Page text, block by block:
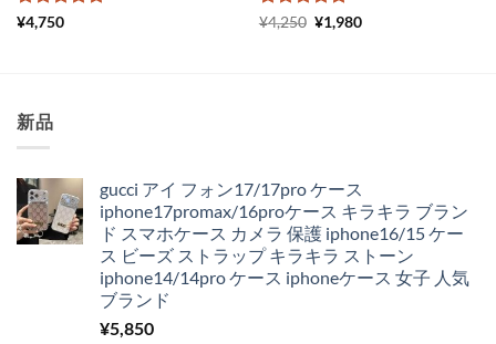
5段階中
¥4,750 5段階中5の
¥4,250 元
¥1,980現
新品
gucci アイ フォン17/17pro ケース
iphone17promax/16proケース キラキラ ブラン
ド スマホケース カメラ 保護 iphone16/15 ケー
ス ビーズ ストラップ キラキラ ストーン
iphone14/14pro ケース iphoneケース 女子 人気
ブランド
¥5,850